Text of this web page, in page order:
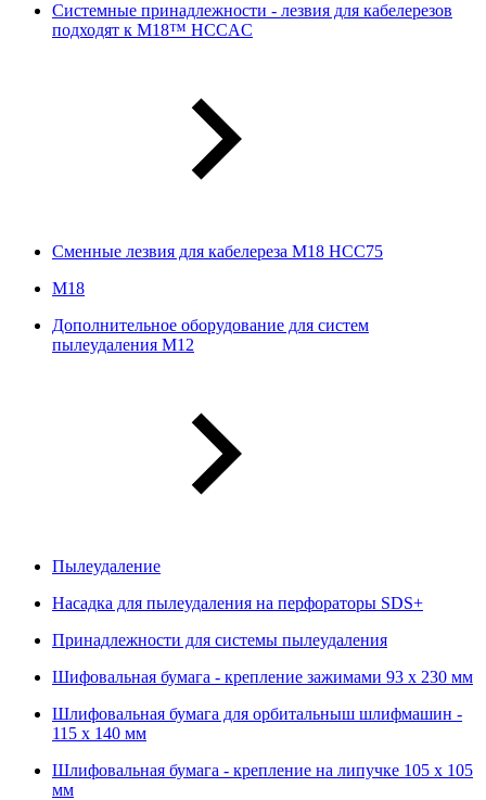
Системные принадлежности - лезвия для кабелерезов
подходят к M18™ HCCAC
Сменные лезвия для кабелереза M18 HCC75
М18
Дополнительное оборудование для систем
пылеудаления М12
Пылеудаление
Насадка для пылеудаления на перфораторы SDS+
Принадлежности для системы пылеудаления
Шифовальная бумага - крепление зажимами 93 х 230 мм
Шлифовальная бумага для орбитальныш шлифмашин -
115 х 140 мм
Шлифовальная бумага - крепление на липучке 105 х 105
мм